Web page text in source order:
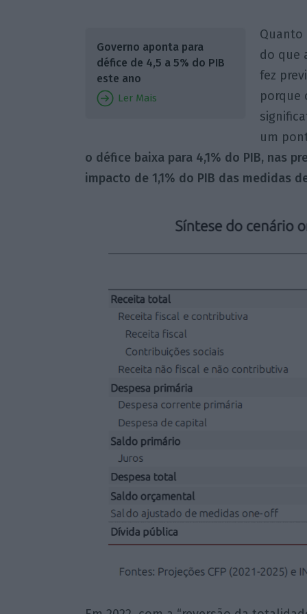
Governo aponta para
défice de 4,5 a 5% do PIB
este ano
Ler Mais
Quanto
do que
fez
porque
um
o défice baixa para 4,1% do PIB, nas
impacto de 1,1% do PIB das medidas